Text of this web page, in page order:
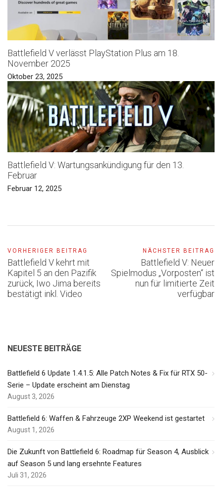
Battlefield V verlässt PlayStation Plus am 18.
November 2025
Oktober 23, 2025
Battlefield V: Wartungsankündigung für den 13.
Februar
Februar 12, 2025
VORHERIGER BEITRAG
Battlefield V kehrt mit
Kapitel 5 an den Pazifik
zurück, Iwo Jima bereits
bestätigt inkl. Video
NÄCHSTER BEITRAG
Battlefield V: Neuer
Spielmodus „Vorposten“ ist
nun für limitierte Zeit
verfügbar
NEUESTE BEITRÄGE
Battlefield 6 Update 1.4.1.5: Alle Patch Notes & Fix für RTX 50-
Serie – Update erscheint am Dienstag
August 3, 2026
Battlefield 6: Waffen & Fahrzeuge 2XP Weekend ist gestartet
August 1, 2026
Die Zukunft von Battlefield 6: Roadmap für Season 4, Ausblick
auf Season 5 und lang ersehnte Features
Juli 31, 2026